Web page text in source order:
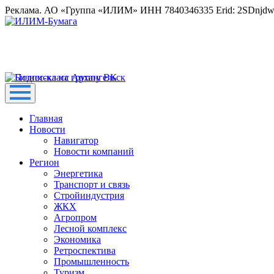
Реклама. АО «Группа «ИЛИМ» ИНН 7840346335 Erid:
Главная
Новости
Навигатор
Новости компаний
Регион
Энергетика
Транспорт и связь
Стройиндустрия
ЖКХ
Агропром
Лесной комплекс
Экономика
Ретроспектива
Промышленность